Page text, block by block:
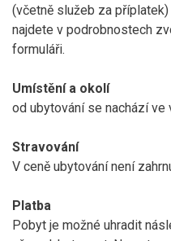
(včetně služeb za
najdete v podrobnostech
formuláři.
Umístění a okolí
od ubytování se nachází
Stravování
V ceně ubytování není
Platba
Pobyt je možné uhradit